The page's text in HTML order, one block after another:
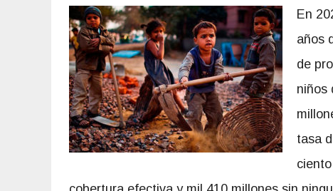
En
años
de
niños
tasa